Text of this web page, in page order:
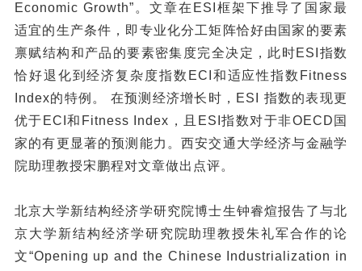
Economic Growth”。文章在ESI框架下推导了国家最
适宜的生产条件，即专业化分工矩阵恰好由国家的要素
禀赋结构和产品的要素密集度完全决定，此时ESI指数
恰好退化到经济复杂度指数ECI和适应性指数Fitness
Index的特例。 在预测经济增长时，ESI 指数的表现更
优于ECI和Fitness Index，且ESI指数对于非OECD国
家的有更显著的预测能力。西安交通大学经济与金融学
院助理教授宋鹏程对文章做出点评。
北京大学新结构经济学研究院博士生钟睿煊报告了与北
京大学新结构经济学研究院助理教授朱礼军合作的论
文“Opening up and the Chinese Industrialization in